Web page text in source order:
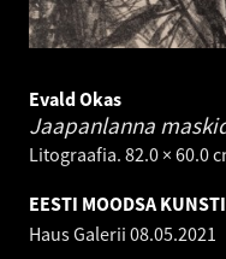
Evald Okas
Jaapanlanna
Litograafia. 82.0 × 60.0
EESTI MOODSA
Haus Galerii 08.05.2021